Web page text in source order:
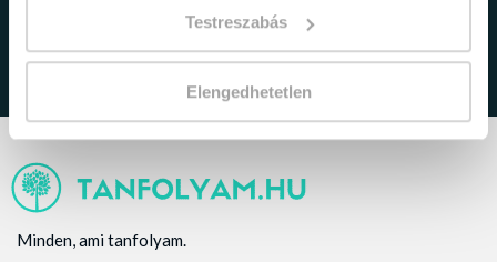
Testreszabás
Elengedhetetlen
Minden, ami tanfolyam.